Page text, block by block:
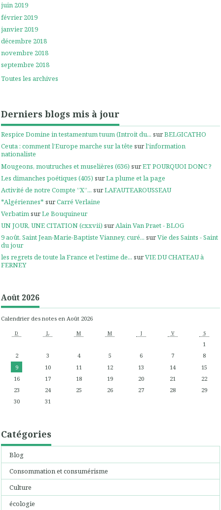
juin 2019
février 2019
janvier 2019
décembre 2018
novembre 2018
septembre 2018
Toutes les archives
Derniers blogs mis à jour
Respice Domine in testamentum tuum (Introit du... surBELGICATHO
Ceuta : comment l’Europe marche sur la tête surl'information
nationaliste
Mougeons, moutruches et muselières (636) surET POURQUOI DONC ?
Les dimanches poétiques (405) surLa plume et la page
Activité de notre Compte ”X”... surLAFAUTEAROUSSEAU
*Algériennes* surCarré Verlaine
VerbatimsurLe Bouquineur
UN JOUR, UNE CITATION (cxxvii) surAlain Van Praet - BLOG
9 août. Saint Jean-Marie-Baptiste Vianney, curé... surVie des Saints - Saint
du jour
les regrets de toute la France et l'estime de... surVIE DU CHATEAU à
FERNEY
Août 2026
Calendrier des notes en Août 2026
D L M M J V S
1
2
3 4 5 6 7
8
9
10 11 12 13 14
15
16
17 18 19 20 21
22
23
24 25 26 27 28
29
30
31
Catégories
Blog
Consommation et consumérisme
Culture
écologie